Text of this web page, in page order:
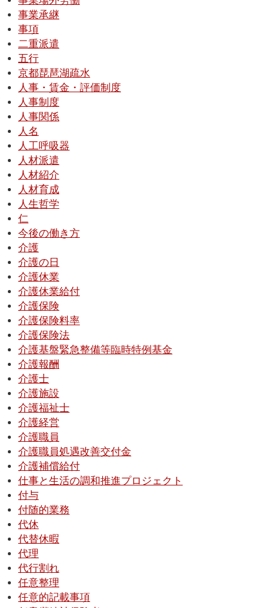
事業承継
事項
二重派遣
五行
京都琵琶湖疏水
人事・賃金・評価制度
人事制度
人事関係
人名
人工呼吸器
人材派遣
人材紹介
人材育成
人生哲学
仁
今後の働き方
介護
介護の日
介護休業
介護休業給付
介護保険
介護保険料率
介護保険法
介護基盤緊急整備等臨時特例基金
介護報酬
介護士
介護施設
介護福祉士
介護経営
介護職員
介護職員処遇改善交付金
介護補償給付
仕事と生活の調和推進プロジェクト
付与
付随的業務
代休
代替休暇
代理
代行割れ
任意整理
任意的記載事項